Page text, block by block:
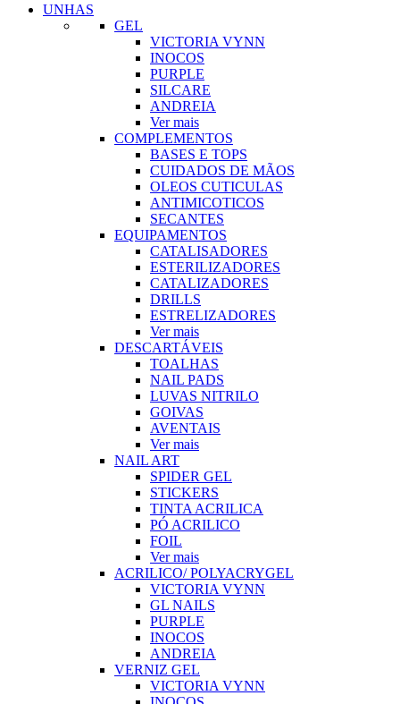
UNHAS
GEL
VICTORIA VYNN
INOCOS
PURPLE
SILCARE
ANDREIA
Ver mais
COMPLEMENTOS
BASES E TOPS
CUIDADOS DE MÃOS
OLEOS CUTICULAS
ANTIMICOTICOS
SECANTES
EQUIPAMENTOS
CATALISADORES
ESTERILIZADORES
CATALIZADORES
DRILLS
ESTRELIZADORES
Ver mais
DESCARTÁVEIS
TOALHAS
NAIL PADS
LUVAS NITRILO
GOIVAS
AVENTAIS
Ver mais
NAIL ART
SPIDER GEL
STICKERS
TINTA ACRILICA
PÓ ACRILICO
FOIL
Ver mais
ACRILICO/ POLYACRYGEL
VICTORIA VYNN
GL NAILS
PURPLE
INOCOS
ANDREIA
VERNIZ GEL
VICTORIA VYNN